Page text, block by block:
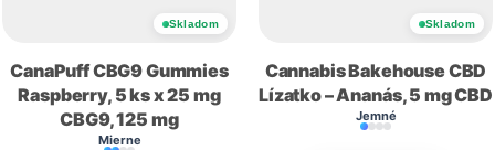
Skladom
CanaPuff CBG9 Gummies
Raspberry, 5 ks x 25 mg
CBG9, 125 mg
Mierne
Skladom
Cannabis Bakehouse CBD
Lízatko – Ananás, 5 mg CBD
Jemné